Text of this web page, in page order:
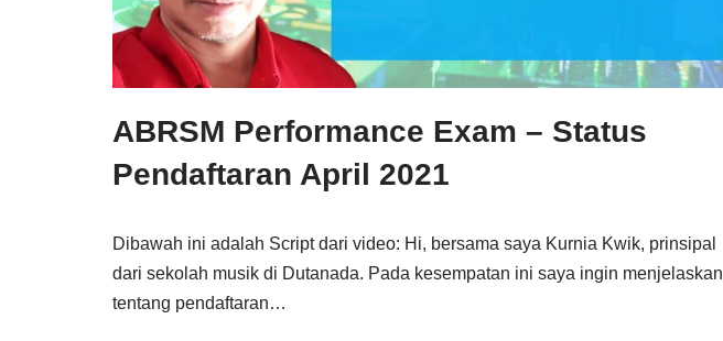
ABRSM Performance Exam – Status
Pendaftaran April 2021
Dibawah ini adalah Script dari video: Hi, bersama saya Kurnia Kwik, prinsipal
dari sekolah musik di Dutanada. Pada kesempatan ini saya ingin menjelaskan
tentang pendaftaran…